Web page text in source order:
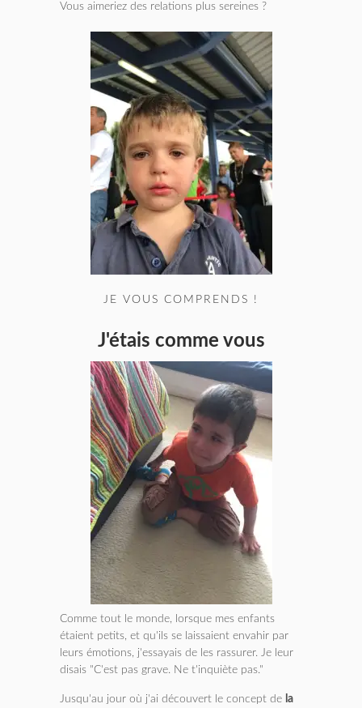
Vous aimeriez des relations plus sereines ?
JE VOUS COMPRENDS !
J'étais comme vous
Comme tout le monde, lorsque mes enfants
étaient petits, et qu'ils se laissaient envahir par
leurs émotions, j'essayais de les rassurer. Je leur
disais "C'est pas grave. Ne t'inquiète pas."
Jusqu'au jour où j'ai découvert le concept de la